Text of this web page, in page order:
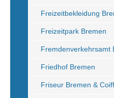
Freizeitbekleidung
Freizeitpark Bremen
Fremdenverkehrsamt
Friedhof Bremen
Friseur Bremen &